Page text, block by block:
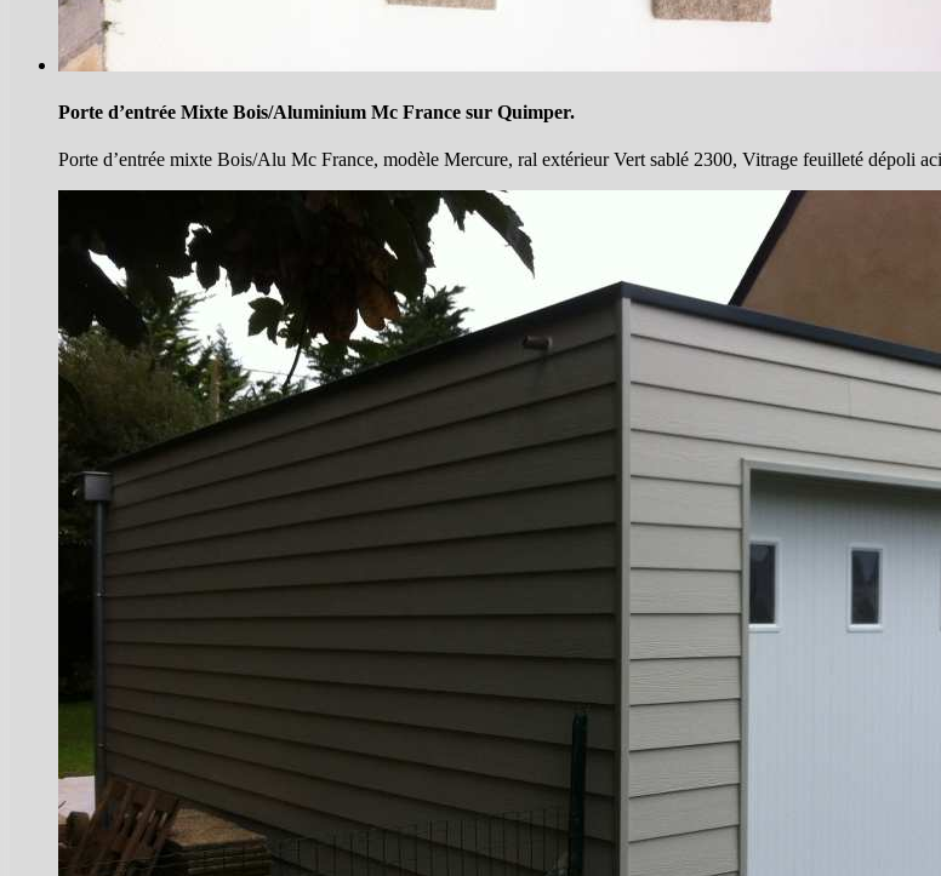
Porte d’entrée Mixte Bois/Aluminium Mc France sur Quimper.
Porte d’entrée mixte Bois/Alu Mc France, modèle Mercure, ral extérieur Vert sablé 2300, Vitrage feuilleté dépoli